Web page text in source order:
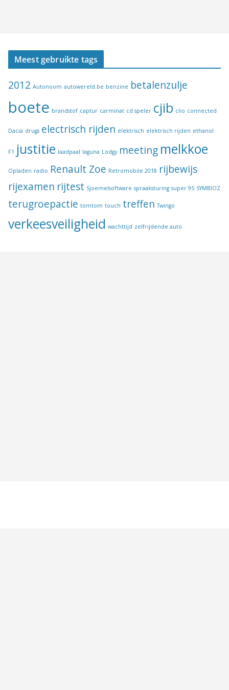
Meest gebruikte tags
2012 Autonoom autowereld.be benzine betalenzulje
boete brandstof captur carminat cd speler cjib clio connected
Dacia drugs electrisch rijden elektrisch elektrisch rijden ethanol
F1 justitie laadpaal laguna Lodgy meeting melkkoe
Opladen radio Renault Zoe Retromobile 2018 rijbewijs
rijexamen rijtest Sjoemelsoftware spraaksturing super 95 SYMBIOZ
terugroepactie tomtom touch treffen Twingo
verkeesveiligheid wachttijd zelfrijdende auto